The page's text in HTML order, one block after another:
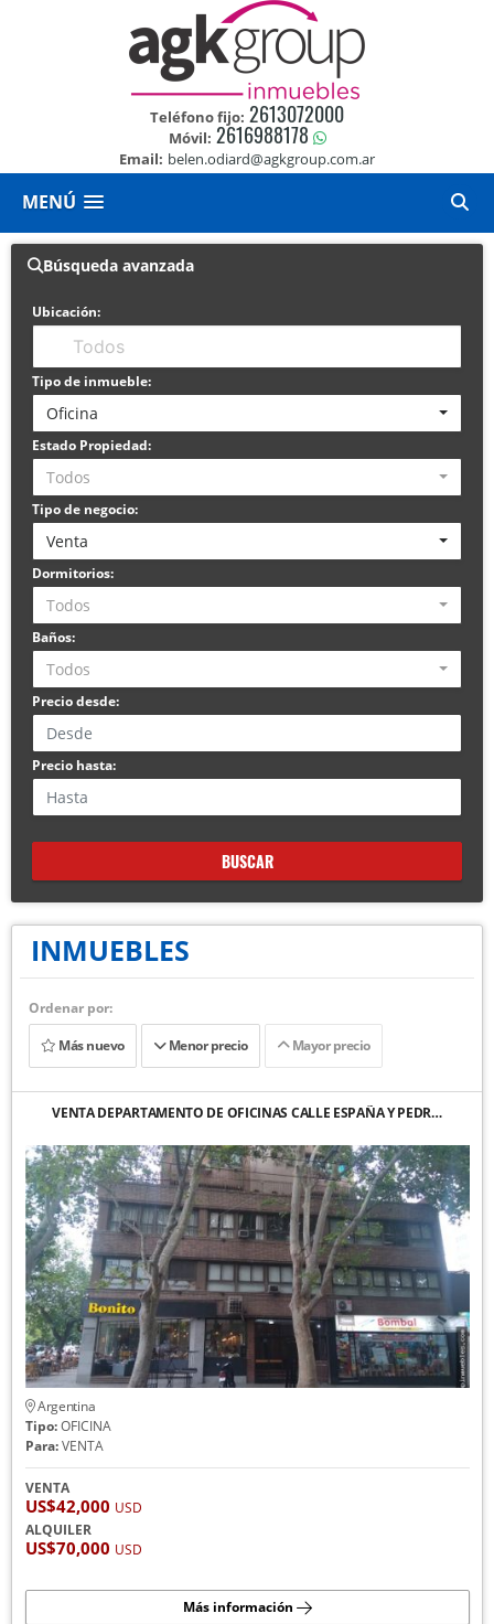
Teléfono fijo: 2613072000
Móvil: 2616988178
Email: belen.odiard@agkgroup.com.ar
MENÚ
Búsqueda avanzada
Ubicación:
Tipo de inmueble:
Oficina
Estado Propiedad:
Todos
Tipo de negocio:
Venta
Dormitorios:
Todos
Baños:
Todos
Precio desde:
Precio hasta:
BUSCAR
INMUEBLES
Ordenar por:
Más nuevo
Menor precio Mayor precio
VENTA DEPARTAMENTO DE OFICINAS CALLE ESPAÑA Y PEDR…
Argentina
Tipo:OFICINA
Para:VENTA
VENTA
US$42,000 USD
ALQUILER
US$70,000 USD
Más información